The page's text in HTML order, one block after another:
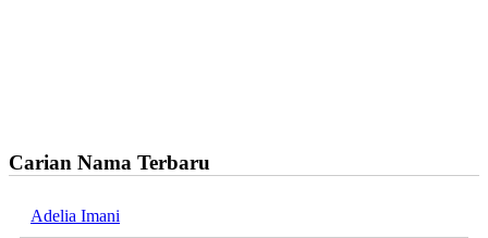
Carian Nama Terbaru
Adelia Imani